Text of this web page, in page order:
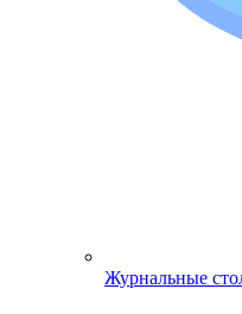
Журнальные